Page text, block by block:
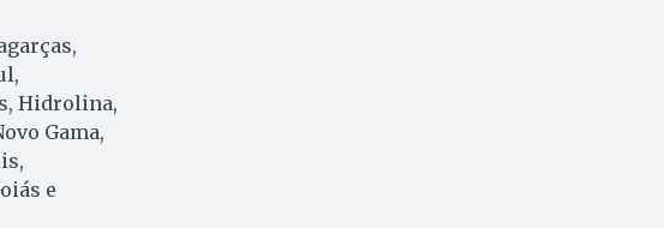
Hidrolina,
Gama,
e